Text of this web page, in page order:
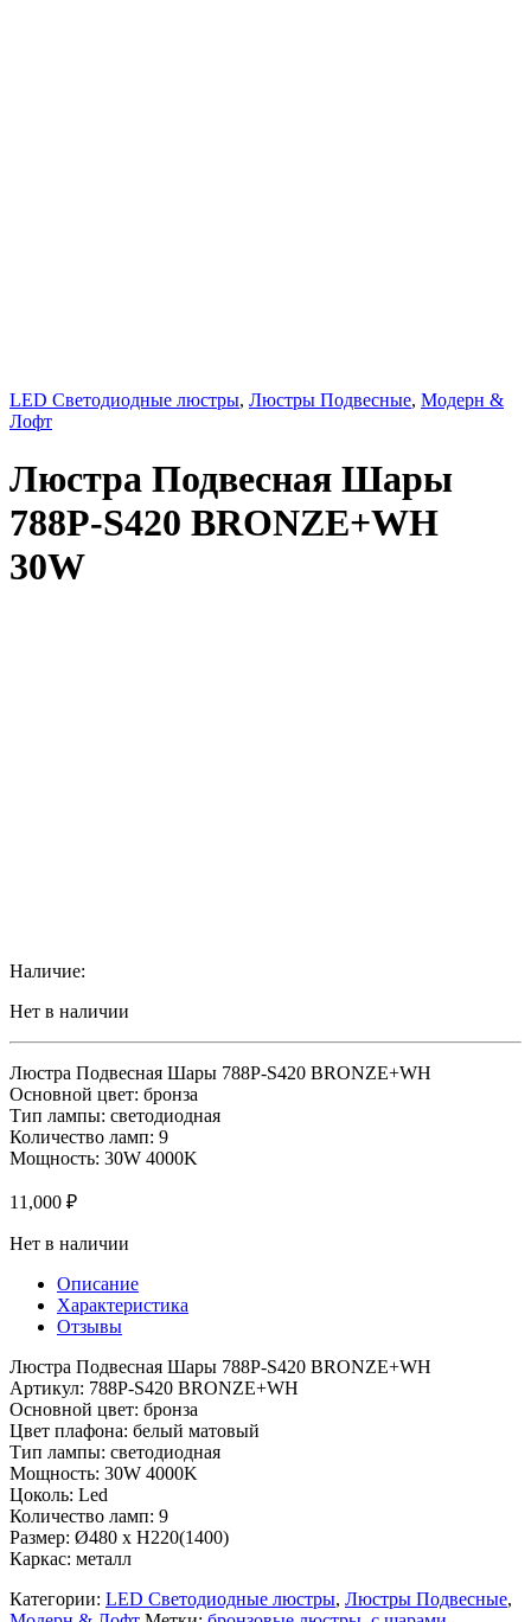
LED Светодиодные люстры, Люстры Подвесные, Модерн &
Лофт
Люстра Подвесная Шары
788P-S420 BRONZE+WH
30W
Наличие:
Нет в наличии
Люстра Подвесная Шары 788P-S420 BRONZE+WH
Основной цвет: бронза
Тип лампы: светодиодная
Количество ламп: 9
Мощность: 30W 4000K
11,000 ₽
Нет в наличии
Описание
Характеристика
Отзывы
Люстра Подвесная Шары 788P-S420 BRONZE+WH
Артикул: 788P-S420 BRONZE+WH
Основной цвет: бронза
Цвет плафона: белый матовый
Тип лампы: светодиодная
Мощность: 30W 4000K
Цоколь: Led
Количество ламп: 9
Размер: Ø480 x H220(1400)
Каркас: металл
Категории: LED Светодиодные люстры, Люстры Подвесные,